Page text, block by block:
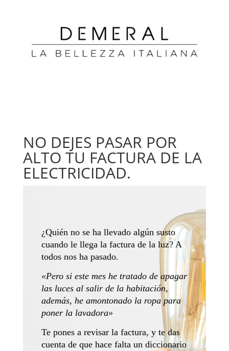
NO DEJES PASAR POR
ALTO TU FACTURA DE LA
ELECTRICIDAD.
¿Quién no se ha llevado algún susto
cuando le llega la factura de la luz? A
todos nos ha pasado.
«Pero si este mes he tratado de apagar
las luces al salir de la habitación,
además, he amontonado la ropa para
poner la lavadora»
Te pones a revisar la factura, y te das
cuenta de que hace falta un diccionario